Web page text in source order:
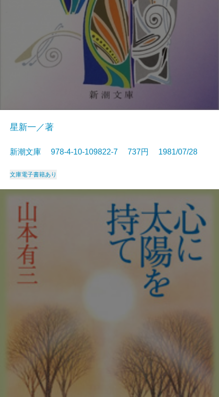
星新一／著
新潮文庫 978-4-10-109822-7 737円 1981/07/28
文庫電子書籍あり